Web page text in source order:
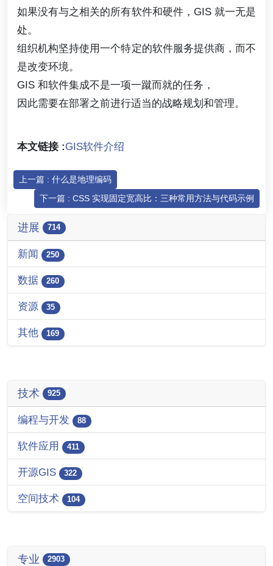
如果没有与之相关的所有软件和硬件，GIS 就一无是
处。
组织机构坚持使用一个特定的软件服务提供商，而不
是改变环境。
GIS 和软件集成不是一项一蹴而就的任务，
因此需要在部署之前进行适当的战略规划和管理。
本文链接 :GIS软件介绍
上一篇 : 什么是地理编码
下一篇 : CSS 实现固定宽高比：三种常用方法与代码示例
进展 714
新闻 250
数据 260
资源 35
其他 169
技术 925
编程与开发 88
软件应用 411
开源GIS 322
空间技术 104
专业 2903